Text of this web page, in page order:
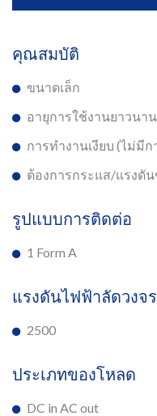
คุณสมบัติ
ขนาดเล็ก
อายุการใช้งานยาวนา
การทำงานเงียบ (ไม่มี
ต้องการกระแส/แรงดั
รูปแบบการติดต่อ
1 Form A
แรงดันไฟฟ้าลัดวงจ
2500
ประเภทของโหลด
DC in AC out